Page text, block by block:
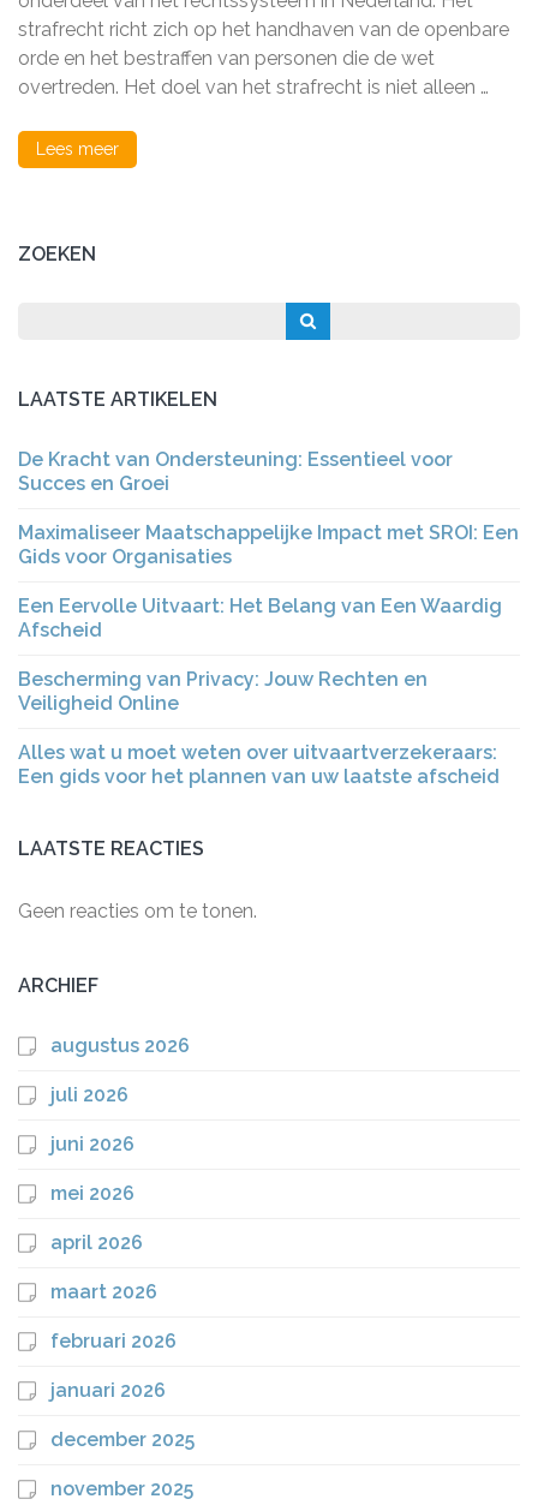
Systeem
in
Nederland
strafrecht richt zich op het handhaven van de openbare
orde en het bestraffen van personen die de wet
overtreden. Het doel van het strafrecht is niet alleen …
Lees meer
ZOEKEN
LAATSTE ARTIKELEN
De Kracht van Ondersteuning: Essentieel voor
Succes en Groei
Maximaliseer Maatschappelijke Impact met SROI: Een
Gids voor Organisaties
Een Eervolle Uitvaart: Het Belang van Een Waardig
Afscheid
Bescherming van Privacy: Jouw Rechten en
Veiligheid Online
Alles wat u moet weten over uitvaartverzekeraars:
Een gids voor het plannen van uw laatste afscheid
LAATSTE REACTIES
Geen reacties om te tonen.
ARCHIEF
augustus 2026
juli 2026
juni 2026
mei 2026
april 2026
maart 2026
februari 2026
januari 2026
december 2025
november 2025